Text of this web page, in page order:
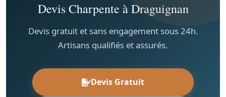
Devis Charpente à Draguignan
Devis gratuit et sans engagement sous 24h.
Artisans qualifiés et assurés.
Devis Gratuit